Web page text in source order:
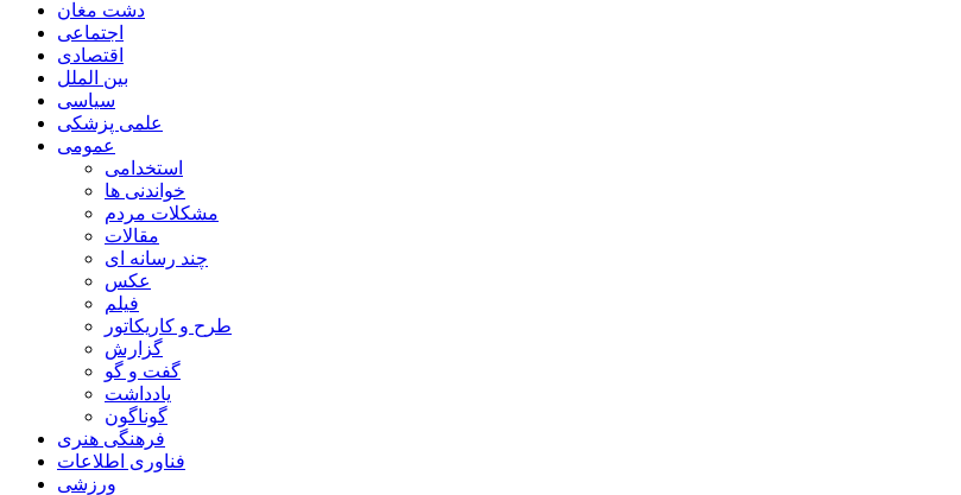
دشت مغان
اجتماعی
اقتصادی
بین الملل
سیاسی
علمی پزشکی
عمومی
استخدامی
خواندنی ها
مشکلات مردم
مقالات
چند رسانه ای
عکس
فیلم
طرح و کاریکاتور
گزارش
گفت و گو
یادداشت
گوناگون
فرهنگی هنری
فناوری اطلاعات
ورزشی